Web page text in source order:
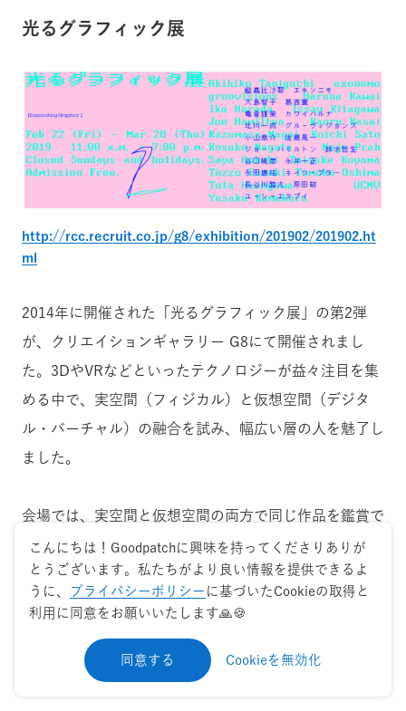
光るグラフィック展
http://rcc.recruit.co.jp/g8/exhibition/201902/201902.ht
ml
2014年に開催された「光るグラフィック展」の第2弾
が、クリエイションギャラリー G8にて開催されまし
た。3DやVRなどといったテクノロジーが益々注目を集
める中で、実空間（フィジカル）と仮想空間（デジタ
ル・バーチャル）の融合を試み、幅広い層の人を魅了し
ました。
会場では、実空間と仮想空間の両方で同じ作品を鑑賞で
きます。多様な表現方法がある時代だからこそ、デジタ
ルという制約を設けることで、クリエイティビティの比
較・限界を超える表現の創造を実現したのでしょう。こ
一度に集う展覧会は、なかなかないのではないでしょう
こんにちは！Goodpatchに興味を持ってくださりありが
とうございます。私たちがより良い情報を提供できるよ
うに、
プライバシーポリシー に基づいたCookieの取得と
利用に同意をお願いいたします🙏🍪
同意する Cookieを無効化